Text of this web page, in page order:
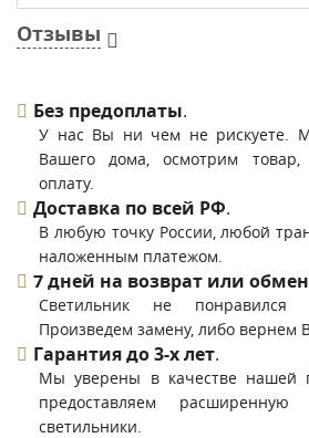
Отзывы
Без предоплаты.
У нас Вы ни чем не рискуете.
Вашего дома, осмотрим
оплату.
Доставка по всей РФ.
В любую точку России, любой
наложенным платежом.
7 дней на возврат или обмен
Светильник не
Произведем замену, либо вернем
Гарантия до 3-х лет.
Мы уверены в качестве нашей
предоставляем
светильники.